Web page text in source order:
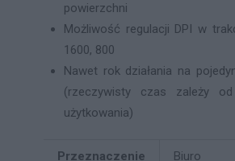
powierzchni
Możliwość regulacji DPI w
1600, 800
Nawet rok działania na
(rzeczywisty czas zależy od
użytkowania)
Przeznaczenie Biuro